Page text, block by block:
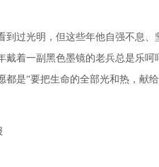
过光明，但这些年他自强不息、
着一副黑色墨镜的老兵总是乐呵
是“要把生命的全部光和热，献